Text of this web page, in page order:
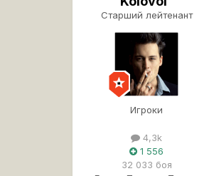
Старший лейтенант
Игроки
4,3k
1 556
32 033 боя